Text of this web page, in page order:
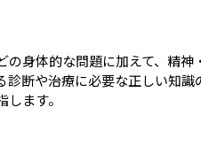
身体的な問題に加えて、精
診断や治療に必要な正しい知
ます。